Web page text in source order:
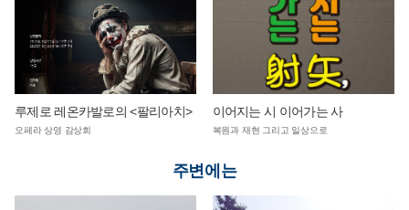
루제로 레온카발로의 <팔리아치>
오페라 상영 감상회
이어지는 시 이어가는 사
복원과 재현 그리고 일상으로
주변에는